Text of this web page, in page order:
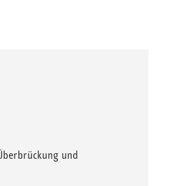
und